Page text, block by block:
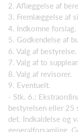
2. Aflæggelse af
3. Fremlæggelse af
4. Indkomne forslag.
5. Godkendelse af
6. Valg af bestyrelse.
7. Valg af to
8. Valg af revisorer.
9. Eventuelt.
- Stk. 6.:
bestyrelsen eller 25
det. Indkaldelse og
generalforsamling.